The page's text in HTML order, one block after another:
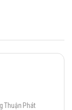
Thuận Phát